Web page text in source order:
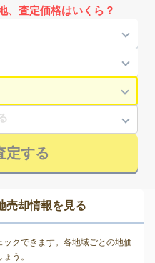
、査定価格はいくら？
定する
売却情報を見る
クできます。各地域ごとの地価
う。